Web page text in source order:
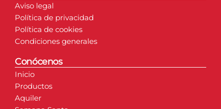
Aviso legal
Política de privacidad
Política de cookies
Condiciones generales
Conócenos
Inicio
Productos
Aquiler